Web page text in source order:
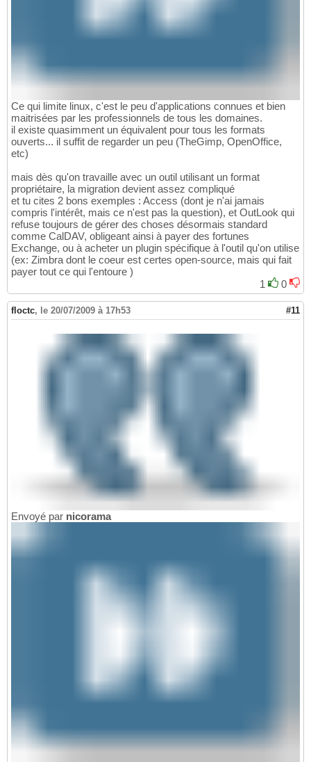
Ce qui limite linux, c'est le peu d'applications connues et bien
maitrisées par les professionnels de tous les domaines.
il existe quasimment un équivalent pour tous les formats
ouverts... il suffit de regarder un peu (TheGimp, OpenOffice,
etc)
mais dès qu'on travaille avec un outil utilisant un format
propriétaire, la migration devient assez compliqué
et tu cites 2 bons exemples : Access (dont je n'ai jamais
compris l'intérêt, mais ce n'est pas la question), et OutLook qui
refuse toujours de gérer des choses désormais standard
comme CalDAV, obligeant ainsi à payer des fortunes
Exchange, ou à acheter un plugin spécifique à l'outil qu'on utilise
(ex: Zimbra dont le coeur est certes open-source, mais qui fait
payer tout ce qui l'entoure )
1
0
floctc, le 20/07/2009 à 17h53 #11
Envoyé par nicorama